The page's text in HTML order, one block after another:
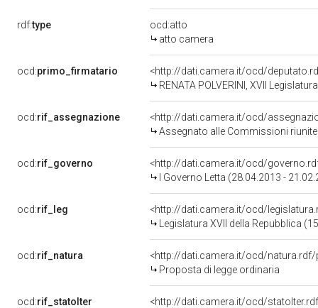
rdf:type
ocd:atto
atto camera
ocd:primo_firmatario
<http://dati.camera.it/ocd/
RENATA POLVERINI, XVII
ocd:rif_assegnazione
<http://dati.camera.it/ocd/
Assegnato alle Commissioni riunite
ocd:rif_governo
<http://dati.camera.it/ocd/
I Governo Letta (28.04.2013 -
ocd:rif_leg
<http://dati.camera.it/ocd/
Legislatura XVII della Repubblica
ocd:rif_natura
<http://dati.camera.it/ocd/natura.rdf/
Proposta di legge ordinaria
ocd:rif_statoIter
<http://dati.camera.it/ocd/